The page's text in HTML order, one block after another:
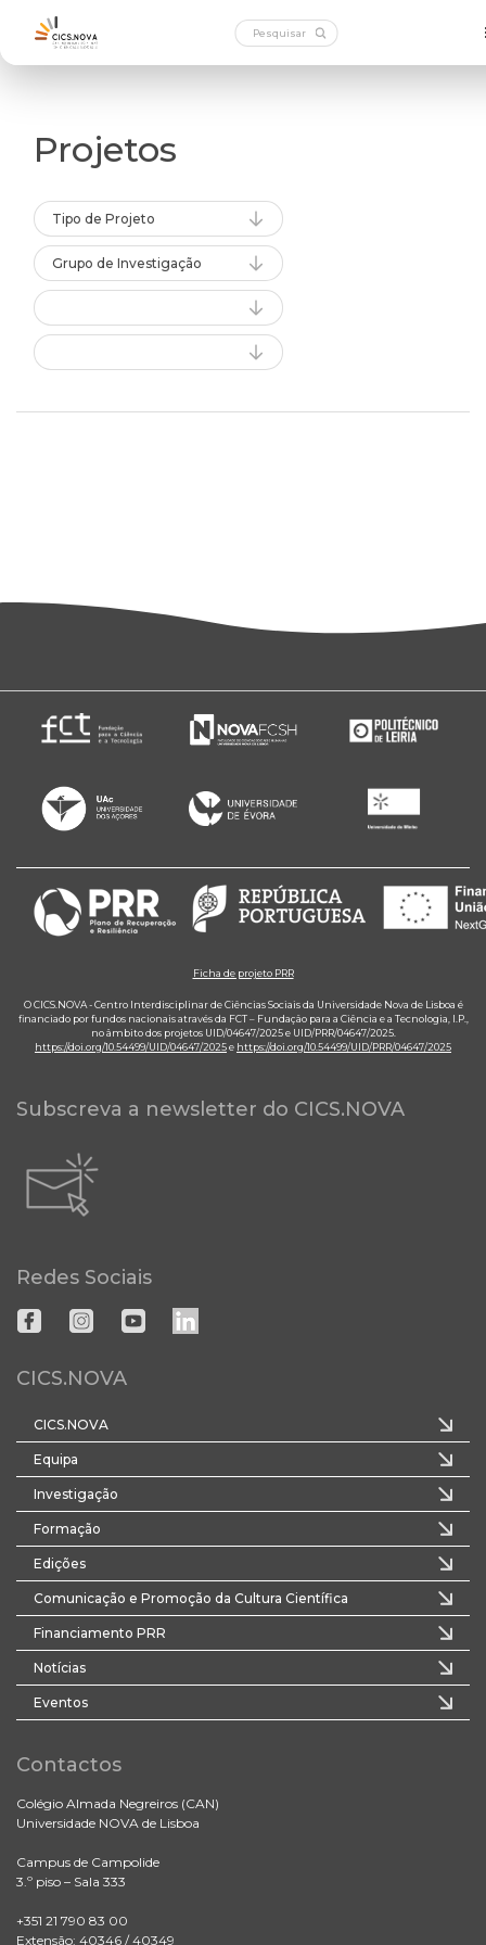
Projetos
Tipo de Projeto
Grupo de Investigação
Ficha de projeto PRR
O CICS.NOVA - Centro Interdisciplinar de Ciências Sociais da Universidade Nova de Lisboa é
financiado por fundos nacionais através da FCT – Fundação para a Ciência e a Tecnologia, I.P.,
no âmbito dos projetos UID/04647/2025 e UID/PRR/04647/2025.
https://doi.org/10.54499/UID/04647/2025e https://doi.org/10.54499/UID/PRR/04647/2025
Subscreva a newsletter do CICS.NOVA
Redes Sociais
CICS.NOVA
CICS.NOVA
Equipa
Investigação
Formação
Edições
Comunicação e Promoção da Cultura Científica
Financiamento PRR
Notícias
Eventos
Contactos
Colégio Almada Negreiros (CAN)
Universidade NOVA de Lisboa
Campus de Campolide
3.º piso – Sala 333
+351 21 790 83 00
Extensão: 40346 / 40349